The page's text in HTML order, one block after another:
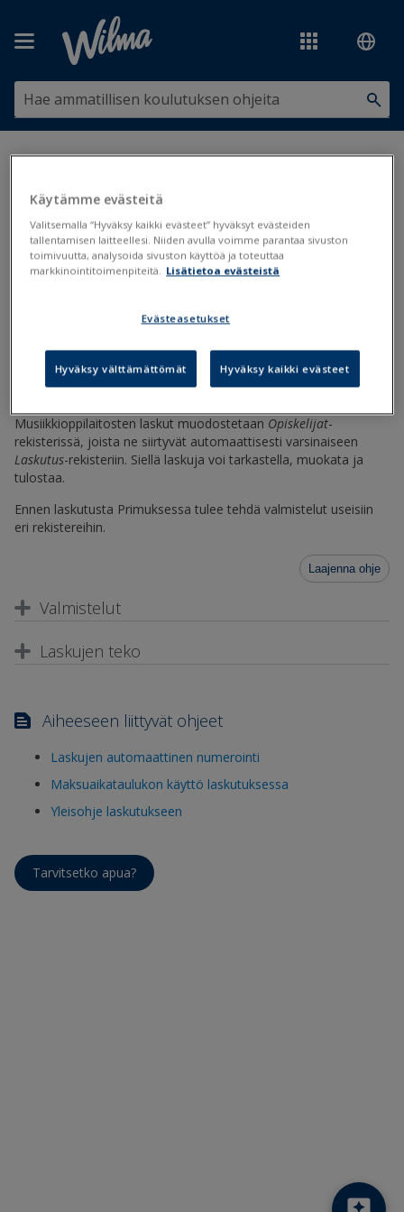
Olet tässä:Hallinto ja lukuvuosi>Taideoppilaitokset>
Musiikkioppilaitosten
(kurssi)laskutus
Laskutus
Primuksen laskutustoiminto löytyy henkilörekistereistä, esim.
Musiikkioppilaitosten laskut muodostetaan Opiskelijat-
rekisterissä, joista ne siirtyvät automaattisesti varsinaiseen
Laskutus-rekisteriin. Siellä laskuja voi tarkastella, muokata ja
tulostaa.
Ennen laskutusta Primuksessa tulee tehdä valmistelut useisiin
eri rekistereihin.
Laajenna ohje
Valmistelut
Laskujen teko
Aiheeseen liittyvät ohjeet
Laskujen automaattinen numerointi
Maksuaikataulukon käyttö laskutuksessa
Yleisohje laskutukseen
Tarvitsetko apua?
Käytämme evästeitä
Valitsemalla “Hyväksy kaikki evästeet” hyväksyt evästeiden
tallentamisen laitteellesi. Niiden avulla voimme parantaa sivuston
toimivuutta, analysoida sivuston käyttöä ja toteuttaa
markkinointitoimenpiteitä. Lisätietoa evästeistä
Evästeasetukset
Hyväksy välttämättömät Hyväksy kaikki evästeet